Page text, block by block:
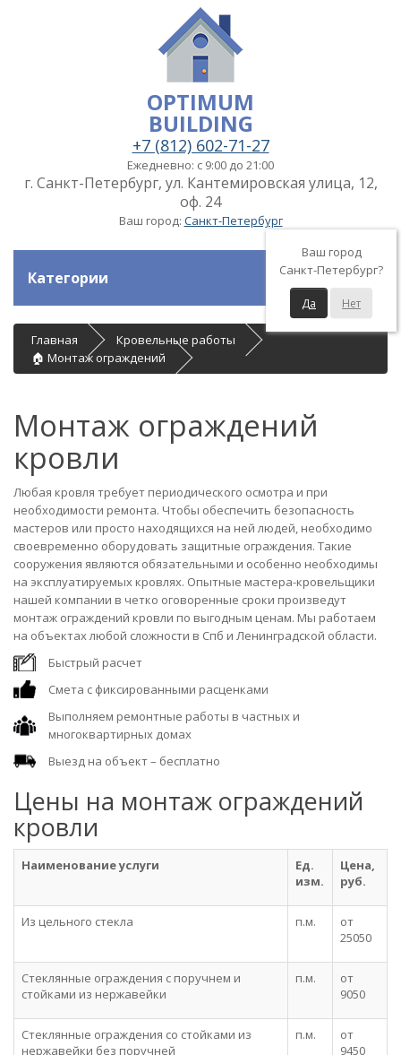
OPTIMUM
BUILDING
+7 (812) 602-71-27
Ежедневно: с 9:00 до 21:00
г. Санкт-Петербург, ул. Кантемировская улица, 12,
оф. 24
Ваш город: Санкт-Петербург
Ваш город
Санкт-Петербург?
Да Нет
Категории
Главная
Кровельные работы
🏠 Монтаж ограждений
Монтаж ограждений
кровли
Любая кровля требует периодического осмотра и при
необходимости ремонта. Чтобы обеспечить безопасность
мастеров или просто находящихся на ней людей, необходимо
своевременно оборудовать защитные ограждения. Такие
сооружения являются обязательными и особенно необходимы
на эксплуатируемых кровлях. Опытные мастера-кровельщики
нашей компании в четко оговоренные сроки произведут
монтаж ограждений кровли по выгодным ценам. Мы работаем
на объектах любой сложности в Спб и Ленинградской области.
Быстрый расчет
Смета с фиксированными расценками
Выполняем ремонтные работы в частных и
многоквартирных домах
Выезд на объект – бесплатно
Цены на монтаж ограждений
кровли
Наименование услуги
Ед.
изм.
Цена,
руб.
Из цельного стекла п.м.
от
25050
Стеклянные ограждения с поручнем и
стойками из нержавейки
п.м.
от
9050
Стеклянные ограждения со стойками из
нержавейки без поручней
п.м.
от
9450